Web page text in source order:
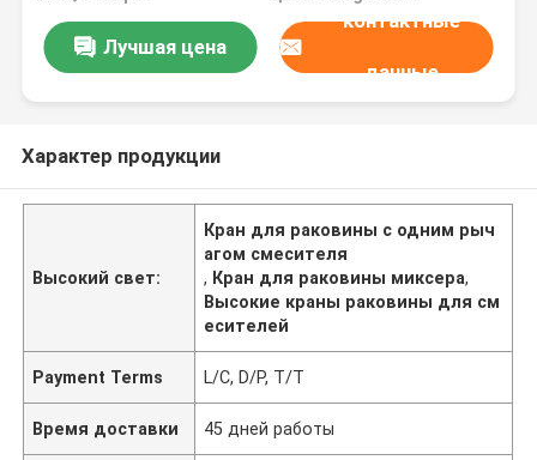
Лучшая цена
контактные
данные
Характер продукции
Высокий свет:
Кран для раковины с одним рыч
агом смесителя
, Кран для раковины миксера,
Высокие краны раковины для см
есителей
Payment Terms L/C, D/P, T/T
Время доставки 45 дней работы